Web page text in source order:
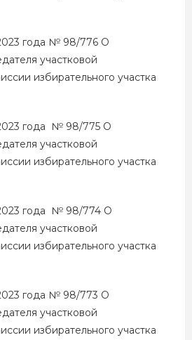
года № 98/776 О
участковой
избирательного участка
года № 98/775 О
участковой
избирательного участка
года № 98/774 О
участковой
избирательного участка
года № 98/773 О
участковой
избирательного участка